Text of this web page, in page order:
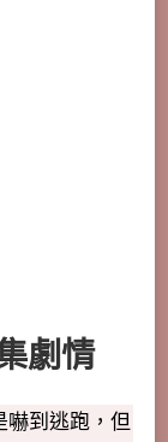
劇情
嚇到逃跑，但